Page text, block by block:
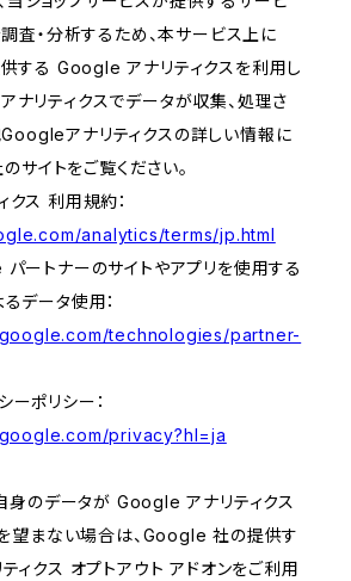
査・分析するため、本サービス上に
する Google アナリティクスを利用し
ナリティクスでデータが収集、処理さ
アナリティクスの詳しい情報に
サイトをご覧ください。
ス 利用規約：
analytics/terms/jp.html
ートナーのサイトやアプリを使用する
データ使用：
technologies/partner-
ポリシー：
privacy?hl=ja
身のデータが Google アナリティクス
望まない場合は、Google 社の提供す
ィクス オプトアウト アドオンをご利用